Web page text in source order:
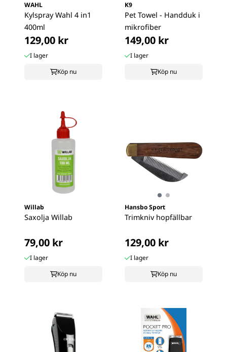
WAHL
Kylspray Wahl 4 in1
400ml
129,00 kr
I lager
Köp nu
K9
Pet Towel - Handduk i
mikrofiber
149,00 kr
I lager
Köp nu
Willab
Saxolja Willab
79,00 kr
I lager
Köp nu
Hansbo Sport
Trimkniv hopfällbar
129,00 kr
I lager
Köp nu